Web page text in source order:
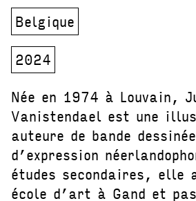
Belgique
2024
Née en 1974 à Louvain,
Vanistendael est une
auteure de bande
d’expression
études secondaires, elle
école d’art à Gand et